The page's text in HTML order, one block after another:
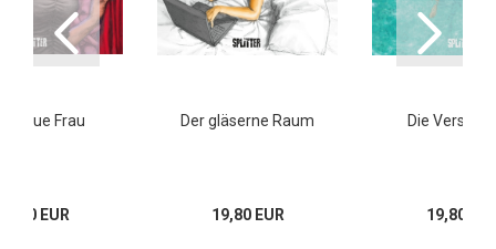
treue Frau
EUR
Der gläserne Raum
19,80 EUR
Die
19,80